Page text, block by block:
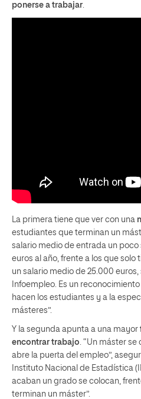
ponerse a trabajar
La primera tiene que ver con una
estudiantes que terminan un
salario medio de entrada un
euros al año, frente a los que
un salario medio de 25.000
Infoempleo. Es un
hacen los estudiantes y a la
másteres”.
Y la segunda apunta a una mayor
encontrar trabajo . “Un máster
abre la puerta del empleo”,
Instituto Nacional de Estadística
acaban un grado se colocan,
terminan un máster”.